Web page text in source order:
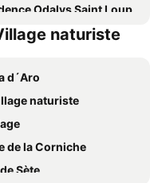
Odalys Saint Loup
L'orque Bleue
de la Plage
Sète Centre Gare
Les Pins - Opéralia
City, Hotel Cap Maya, Cap d'Agde
Bellevue Cap d'Agde
naturiste
d´Aro
naturiste
de la Corniche
Sète